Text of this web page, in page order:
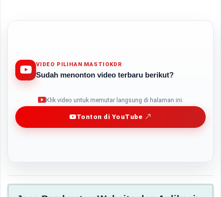
VIDEO PILIHAN MASTIOKDR
Sudah menonton video terbaru berikut?
Klik video untuk memutar langsung di halaman ini.
Tonton di YouTube